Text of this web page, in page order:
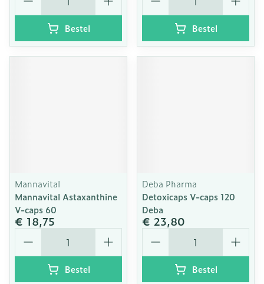
Bestel Bestel
Mannavital
Mannavital Astaxanthine
V-caps 60
€ 18,75
Aantal
Bestel
Deba Pharma
Detoxicaps V-caps 120
Deba
€ 23,80
Aantal
Bestel